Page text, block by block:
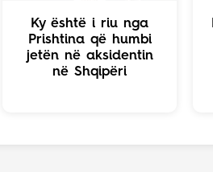
Ky është i riu nga
Prishtina që humbi
jetën në aksidentin
në Shqipëri